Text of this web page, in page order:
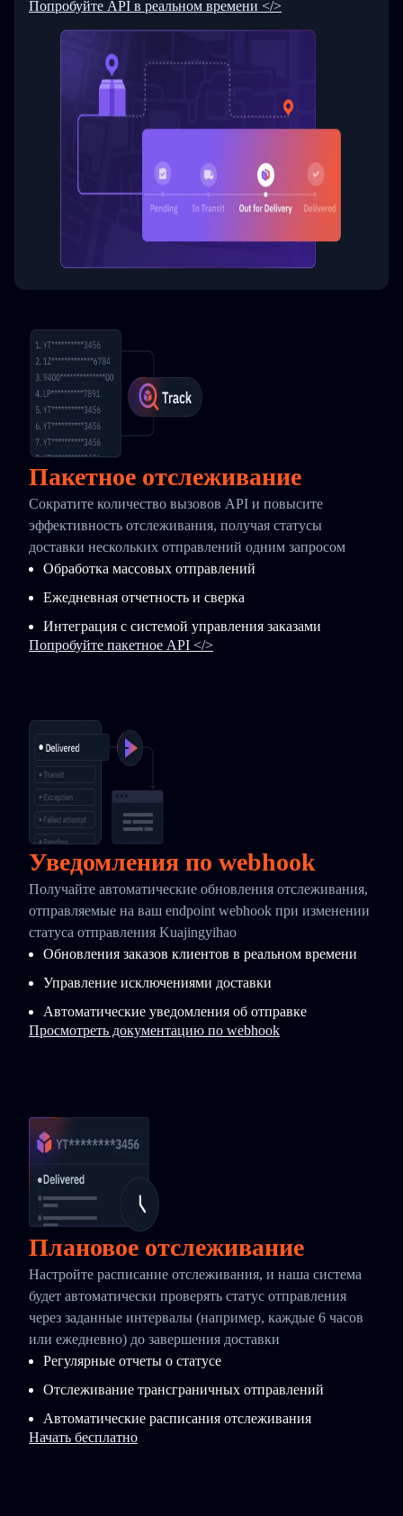
Попробуйте API в реальном времени </>
Пакетное отслеживание
Сократите количество вызовов API и повысите
эффективность отслеживания, получая статусы
доставки нескольких отправлений одним запросом
Обработка массовых отправлений
Ежедневная отчетность и сверка
Интеграция с системой управления заказами
Попробуйте пакетное API </>
Уведомления по webhook
Получайте автоматические обновления отслеживания,
отправляемые на ваш endpoint webhook при изменении
статуса отправления Kuajingyihao
Обновления заказов клиентов в реальном времени
Управление исключениями доставки
Автоматические уведомления об отправке
Просмотреть документацию по webhook
Плановое отслеживание
Настройте расписание отслеживания, и наша система
будет автоматически проверять статус отправления
через заданные интервалы (например, каждые 6 часов
или ежедневно) до завершения доставки
Регулярные отчеты о статусе
Отслеживание трансграничных отправлений
Автоматические расписания отслеживания
Начать бесплатно